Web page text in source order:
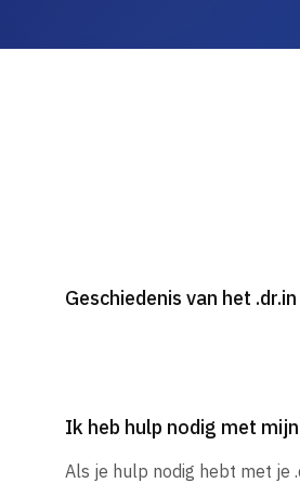
Geschiedenis van het
Ik heb hulp nodig met
Als je hulp nodig hebt met je